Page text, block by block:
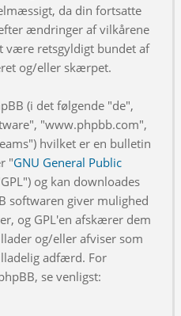
da din fortsatte
ændringer af vilkårene
være retsgyldigt bundet af
og/eller skærpet.
(i det følgende "de",
"www.phpbb.com",
hvilket er en bulletin
"GNU General Public
og kan downloades
softwaren giver mulighed
og GPL'en afskærer dem
og/eller afviser som
adfærd. For
se venligst: